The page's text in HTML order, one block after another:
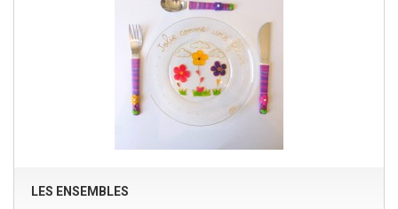
LES ENSEMBLES